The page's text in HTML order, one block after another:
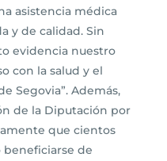
asistencia médica
y de calidad. Sin
evidencia nuestro
con la salud y el
Segovia”. Además,
de la Diputación por
que cientos
de